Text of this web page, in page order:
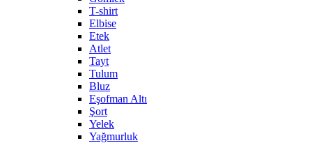
T-shirt
Elbise
Etek
Atlet
Tayt
Tulum
Bluz
Eşofman Altı
Şort
Yelek
Yağmurluk